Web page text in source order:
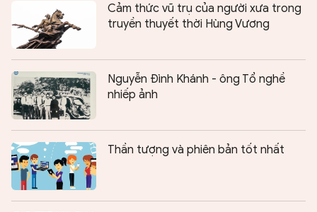
Cảm thức vũ trụ của người xưa trong
truyền thuyết thời Hùng Vương
Nguyễn Đình Khánh - ông Tổ nghề
nhiếp ảnh
Thần tượng và phiên bản tốt nhất